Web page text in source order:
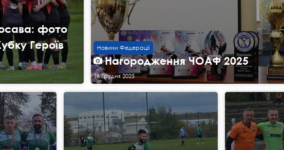
фото
Героїв
Новини Федерації
Нагородження ЧОАФ 2025
16 Грудня 2025